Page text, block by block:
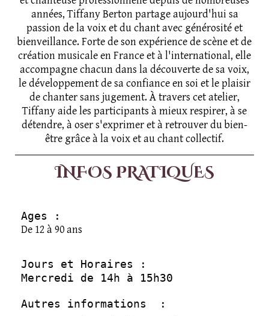
années, Tiffany Berton partage aujourd'hui sa
passion de la voix et du chant avec générosité et
bienveillance. Forte de son expérience de scène et de
création musicale en France et à l'international, elle
accompagne chacun dans la découverte de sa voix,
le développement de sa confiance en soi et le plaisir
de chanter sans jugement. À travers cet atelier,
Tiffany aide les participants à mieux respirer, à se
détendre, à oser s'exprimer et à retrouver du bien-
être grâce à la voix et au chant collectif.
INFOS PRATIQUES
Ages :
De 12 à 90 ans
Jours et Horaires :
Mercredi de 14h à 15h30
Autres informations  :